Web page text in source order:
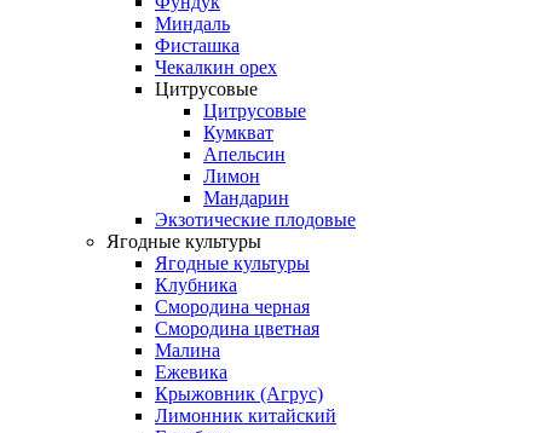
Миндаль
Фисташка
Чекалкин орех
Цитрусовые
Цитрусовые
Кумкват
Апельсин
Лимон
Мандарин
Экзотические плодовые
Ягодные культуры
Ягодные культуры
Клубника
Смородина черная
Смородина цветная
Малина
Ежевика
Крыжовник (Агрус)
Лимонник китайский